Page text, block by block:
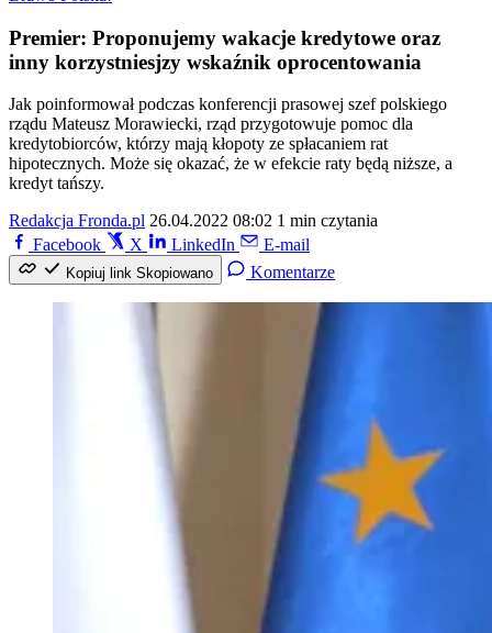
Premier: Proponujemy wakacje kredytowe oraz
inny korzystniesjzy wskaźnik oprocentowania
Jak poinformował podczas konferencji prasowej szef polskiego
rządu Mateusz Morawiecki, rząd przygotowuje pomoc dla
kredytobiorców, którzy mają kłopoty ze spłacaniem rat
hipotecznych. Może się okazać, że w efekcie raty będą niższe, a
kredyt tańszy.
Redakcja Fronda.pl 26.04.2022 08:02 1 min czytania
Facebook
X LinkedIn E-mail
Kopiuj link Skopiowano Komentarze